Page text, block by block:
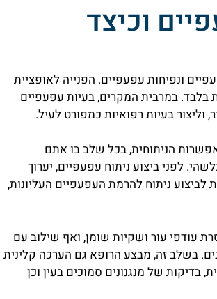
וכיצד
ונפיחות עפעפיים. הפנייה לאופציית
במרבית המקרים, בעיות עפעפיים
בעיות רפואיות כמפורט לעיל.
הניתוחית, בכל שלב בו אתם
לפני ביצוע ניתוח עפעפיים, יערוך
ניתוח להרמת העפעפיים העליונות,
עודפי עור ושקיות שומן, ואף שילוב עם
בשלב זה, מבצע הרופא גם הערכה קלינית
בדיקות של מנגנונים סמוכים בעין וכן